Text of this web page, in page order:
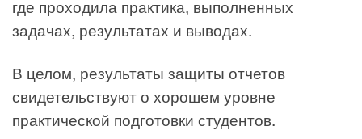
где проходила практика, выполненных
задачах, результатах и выводах.
В целом, результаты защиты отчетов
свидетельствуют о хорошем уровне
практической подготовки студентов.